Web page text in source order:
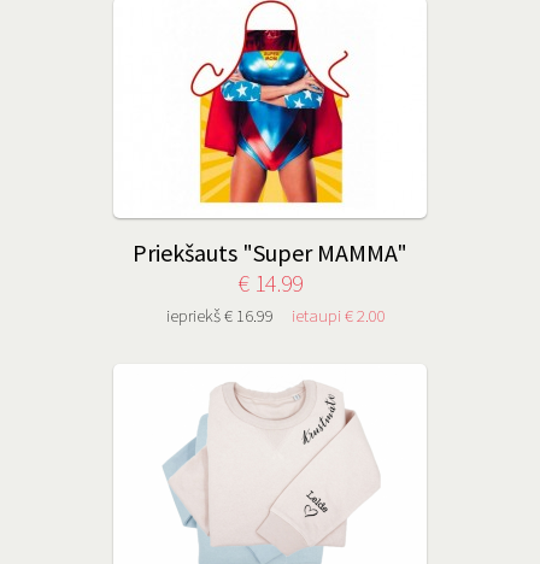
Priekšauts "Super MAMMA"
€ 14.99
iepriekš € 16.99 ietaupi € 2.00